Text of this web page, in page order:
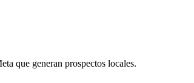
que generan prospectos locales.